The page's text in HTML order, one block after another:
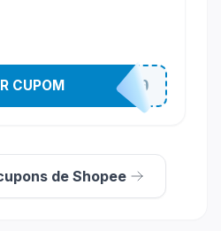
SOBM60400
CUPOM
de Shopee